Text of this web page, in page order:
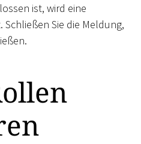
ist, wird eine
Sie die Meldung,